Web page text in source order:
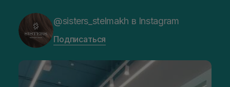
@sisters_stelmakh в Instagram
Подписаться